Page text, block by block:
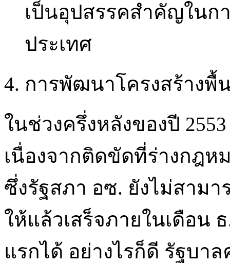
เป็นอุปสรรคสำคัญในก
ประเทศ
4. การพัฒนาโครงสร้างพื้
ในช่วงครึ่งหลังของปี
เนื่องจากติดขัดที่ร่างกฎห
ซึ่งรัฐสภา อซ. ยังไม่สาม
ให้แล้วเสร็จภายในเดือน
แรกได้ อย่างไรก็ดี รัฐบา